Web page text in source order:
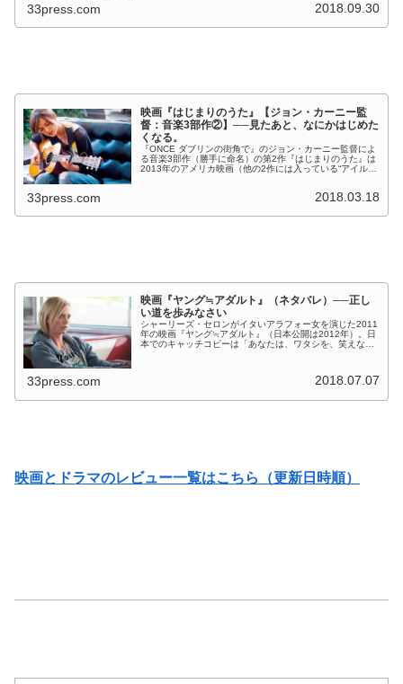
33press.com 2018.09.30
映画『はじまりのうた』【ジョン・カーニー監
督：音楽3部作②】──見たあと、なにかはじめた
くなる。
『ONCE ダブリンの街角で』のジョン・カーニー監督によ
る音楽3部作（勝手に命名）の第2作『はじまりのうた』は
2013年のアメリカ映画（他の2作には入っている“アイルラ
33press.com 2018.03.18
映画『ヤング≒アダルト』（ネタバレ）──正し
い道を歩みなさい
シャーリーズ・セロンがイタいアラフォー女を演じた2011
年の映画『ヤング≒アダルト』（日本公開は2012年）。日
本でのキャッチコピーは「あなたは、ワタシを、笑えな
33press.com 2018.07.07
映画とドラマのレビュー一覧はこちら（更新日時順）